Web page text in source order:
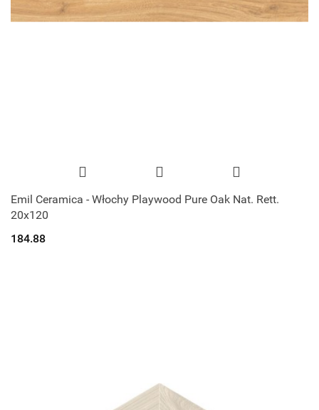
Emil Ceramica - Włochy Playwood Pure Oak Nat. Rett.
20x120
184.88